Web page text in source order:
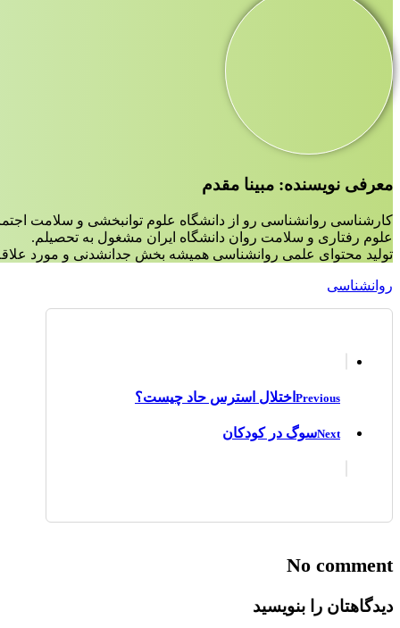
معرفی نویسنده: مبینا مقدم
کارشناسی روانشناسی رو از دانشگاه علوم توانبخشی و سلامت
علوم رفتاری و سلامت روان دانشگاه ایران مشغول به تحصیلم.
تولید محتوای علمی روانشناسی همیشه بخش جدانشدنی و مورد
روانشناسی
Previous اختلال استرس حاد چیست؟
Nextسوگ در کودکان
No comment
دیدگاهتان را بنویسید